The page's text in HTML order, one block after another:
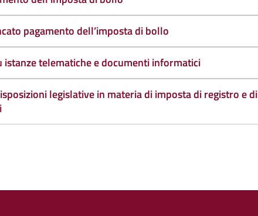
pagamento dell’imposta di bollo
istanze telematiche e documenti informatici
legislative in materia di imposta di registro e di